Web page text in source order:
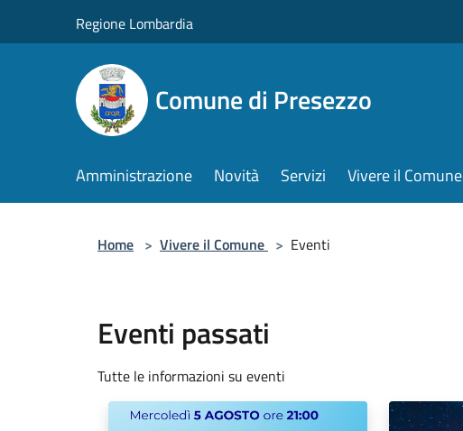
Regione Lombardia
Comune di Presezzo
Amministrazione Novità Servizi Vivere il Comune
Home > Vivere il Comune > Eventi
Eventi passati
Tutte le informazioni su eventi